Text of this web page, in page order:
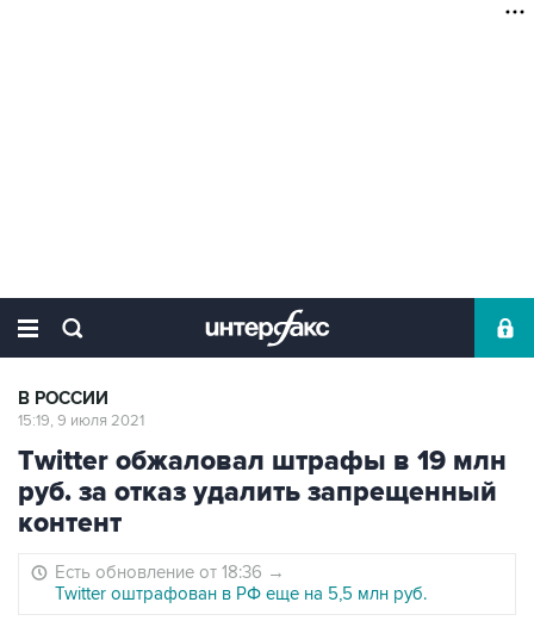
В РОССИИ
15:19, 9 июля 2021
Twitter обжаловал штрафы в 19 млн
руб. за отказ удалить запрещенный
контент
Есть обновление от 18:36 →
Twitter оштрафован в РФ еще на 5,5 млн руб.